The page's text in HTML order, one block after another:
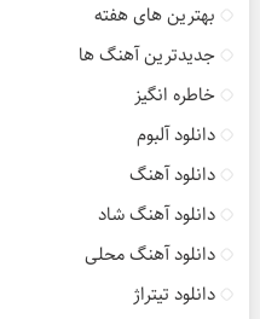
بهترین های هفته
جدیدترین آهنگ ها
خاطره انگیز
دانلود آلبوم
دانلود آهنگ
دانلود آهنگ شاد
دانلود آهنگ محلی
دانلود تیتراژ